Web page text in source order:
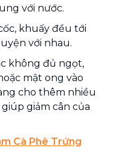
với nước.
khuấy đều tới
với nhau.
không đủ ngọt,
mật ong vào
cho thêm nhiều
giảm cân của
Cà Phê Trứng